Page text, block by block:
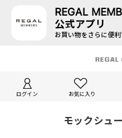
REGAL
公式アプリ
お買い物をさらに便利
ログイン お気に入り
モックシュ